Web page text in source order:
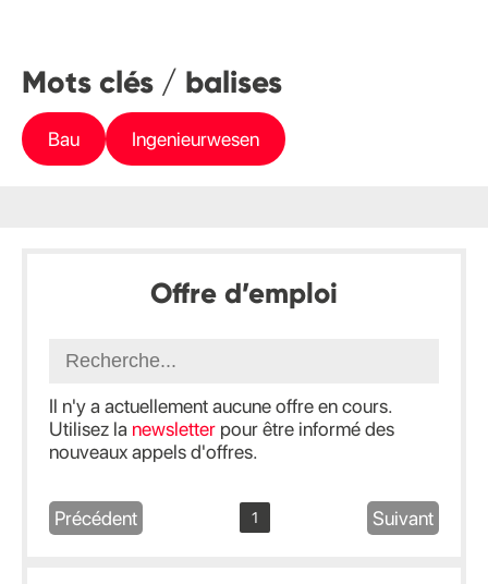
Mots clés / balises
Bau Ingenieurwesen
Offre d’emploi
Il n'y a actuellement aucune offre en cours.
Utilisez la newsletter pour être informé des
nouveaux appels d'offres.
Précédent 1 Suivant